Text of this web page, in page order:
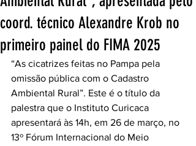
coord. técnico Alexandre Krob no
primeiro painel do FIMA 2025
“As cicatrizes feitas no Pampa pela
omissão pública com o Cadastro
Ambiental Rural”. Este é o título da
palestra que o Instituto Curicaca
apresentará às 14h, em 26 de março, no
13º Fórum Internacional do Meio